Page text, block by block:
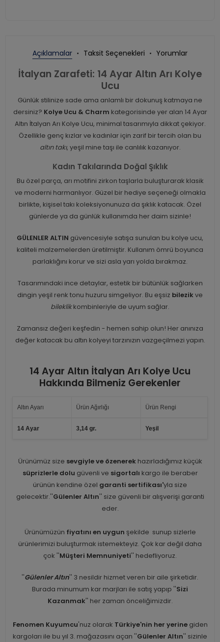
Açıklamalar Taksit Seçenekleri Yorumlar
İtalyan Zarafeti: 14 Ayar Altın Arı Kolye
Ucu
Günlük stilinize sade ama anlamlı bir dokunuş katmaya ne
dersiniz? Kolye Ucu & Charm kategorisinde yer alan 14 Ayar
Altın İtalyan Arı Kolye Ucu, minimal tasarımıyla dikkat çekiyor.
Özellikle genç kızlar ve kadınlar için zarif bir tercih olan bu
altın takı, yeşil mine taşı ile canlılık kazanıyor.
Kadın Takılarında Doğal Şıklık
Bu özel parça, arı motifini zirkon taşlarla buluşturarak klasik
ve moderni harmanlıyor. Güzel bir hediye seçeneği olmakla
birlikte, kişisel takı koleksiyonunuza da şıklık katacak. Özel
günlerde ya da günlük kullanımda her daim sizinle!
GÜLENLER ALTIN güvencesiyle satışa sunulan bu kolye ucu,
kaliteli malzemelerden üretilmiştir. Kullanım ömrü boyunca
parlaklığını korur ve sizi asla yarı yolda bırakmaz.
Tasarımındaki ince detaylar, estetik bir bütünlük sağlarken
dingin yeşil renk tonu huzuru simgeliyor. Bu eşsiz bilezikve
bileklikkombinleriyle de uyum sağlar.
Zamansız değeri keşfedin - hemen sahip olun! Her anınıza
değer katacak bu altın kolyeyi tarzınızın vazgeçilmezi yapın.
14 Ayar Altın İtalyan Arı Kolye Ucu
Hakkında Bilmeniz Gerekenler
Altın Ayarı Ürün Ağırlığı Ürün Rengi
14 Ayar 3,14 gr. Yeşil
Ürünümüz size sevgiyle ve özenerekhazırladığımız küçük
süprizlerle dolu güvenli ve sigortalı kargo ile beraber
ürünün kendine özel garanti sertifikası'yla size
gelecektir.''Gülenler Altın'' size güvenli bir alışverişi garanti
eder.
Ürünümüzün fiyatını en uygun şekilde sunup sizlerle
ürünlerimizi buluşturmak istemekteyiz. Çok kar değil daha
çok ''Müşteri Memnuniyeti'' hedefliyoruz.
''Gülenler Altın'' 3 nesildir hizmet veren bir aile şirketidir.
Burada minumum kar marjları ile satış yapıp ''Sizi
Kazanmak'' her zaman önceliğimizdir.
Fenomen Kuyumcu'nuz olarak Türkiye'nin her yerinegiden
kargoları ile bu yıl 3. mağazasını açan ''Gülenler Altın'' sizinle